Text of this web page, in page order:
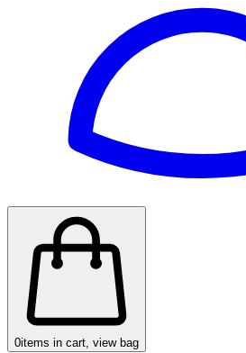
0items in cart, view bag